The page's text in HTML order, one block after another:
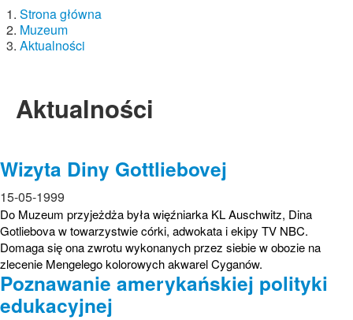
Strona główna
Muzeum
Aktualności
Aktualności
Wizyta Diny Gottliebovej
15-05-1999
Do Muzeum przyjeżdża była więźniarka KL Auschwitz, Dina
Gotliebova w towarzystwie córki, adwokata i ekipy TV NBC.
Domaga się ona zwrotu wykonanych przez siebie w obozie na
zlecenie Mengelego kolorowych akwarel Cyganów.
Poznawanie amerykańskiej polityki
edukacyjnej